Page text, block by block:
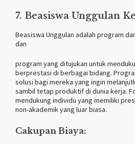
7. Beasiswa Unggulan
Beasiswa Unggulan adalah program
dan
program yang ditujukan untuk
berprestasi di berbagai bidang.
solusi bagi mereka yang ingin
sambil tetap produktif di dunia kerja.
mendukung individu yang memiliki
non-akademik yang luar biasa.
Cakupan Biaya: